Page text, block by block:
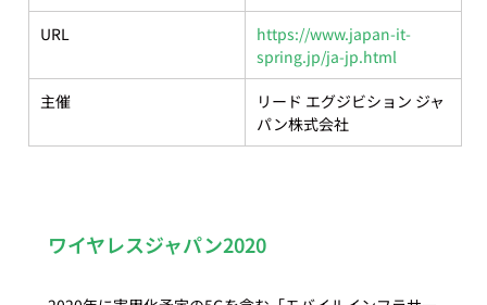
URL
https://www.japan-it-
spring.jp/ja-jp.html
主催
リード エグジビション ジャ
パン株式会社
ワイヤレスジャパン2020